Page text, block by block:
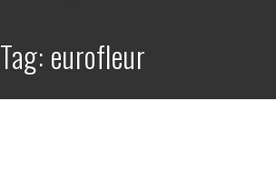
Tag: eurofleur